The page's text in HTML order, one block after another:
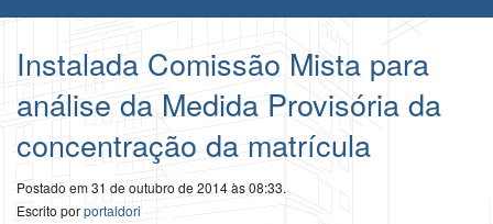
Instalada Comissão Mista para
análise da Medida Provisória da
concentração da matrícula
Postado em 31 de outubro de 2014 às 08:33.
Escrito porportaldori